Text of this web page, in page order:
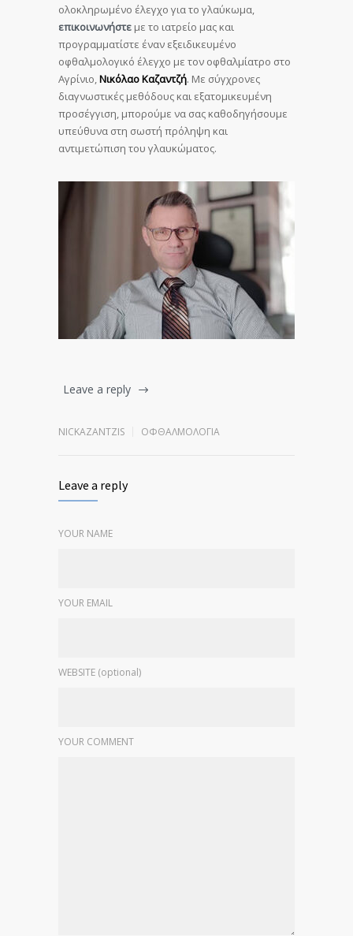
ολοκληρωμένο έλεγχο για το γλαύκωμα,
επικοινωνήστε με το ιατρείο μας και
προγραμματίστε έναν εξειδικευμένο
οφθαλμολογικό έλεγχο με τον οφθαλμίατρο στο
Αγρίνιο,Νικόλαο Καζαντζή. Με σύγχρονες
διαγνωστικές μεθόδους και εξατομικευμένη
προσέγγιση, μπορούμε να σας καθοδηγήσουμε
υπεύθυνα στη σωστή πρόληψη και
αντιμετώπιση του γλαυκώματος.
Leave a reply
NICKAZANTZIS ΟΦΘΑΛΜΟΛΟΓΊΑ
Leave a reply
YOUR NAME
YOUR EMAIL
WEBSITE (optional)
YOUR COMMENT